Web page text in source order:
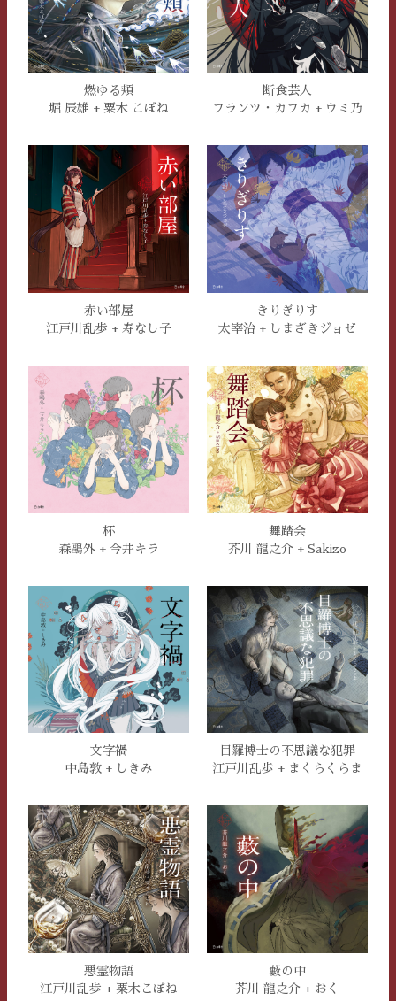
燃ゆる頬
堀 辰雄 + 粟木 こぼね
断食芸人
フランツ・カフカ + ウミ乃
赤い部屋
江戸川乱歩 + 寿なし子
きりぎりす
太宰治 + しまざきジョゼ
杯
森鷗外 + 今井キラ
舞踏会
芥川 龍之介 + Sakizo
文字禍
中島敦 + しきみ
目羅博士の不思議な犯罪
江戸川乱歩 + まくらくらま
悪霊物語
江戸川乱歩 + 粟木こぼね
藪の中
芥川 龍之介 + おく